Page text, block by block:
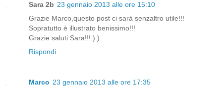
Sara 2b 23 gennaio 2013 alle ore 15:10
Grazie Marco,questo post ci sarà senzaltro utile!!!
Sopratutto è illustrato benissimo!!!
Grazie saluti Sara!!!:):)
Rispondi
Marco 23 gennaio 2013 alle ore 17:35